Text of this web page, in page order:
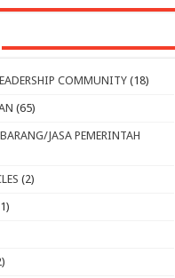
COMMUNITY(18)
(65)
JASA PEMERINTAH
(2)